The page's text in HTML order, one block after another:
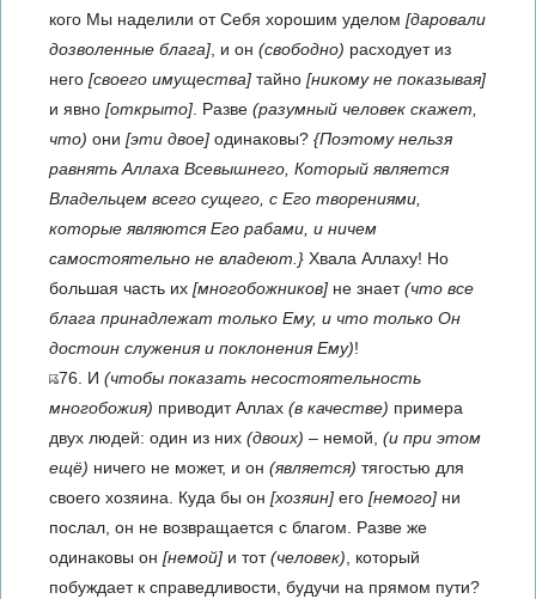
кого Мы наделили от Себя хорошим уделом [даровали
дозволенные блага] , и он (свободно) расходует из
него [своего имущества] тайно [никому не показывая]
и явно [открыто] . Разве (разумный человек скажет,
что) они [эти двое] одинаковы? {Поэтому нельзя
равнять Аллаха Всевышнего, Который является
Владельцем всего сущего, с Его творениями,
которые являются Его рабами, и ничем
самостоятельно не владеют.} Хвала Аллаху! Но
большая часть их [многобожников] не знает(что все
блага принадлежат только Ему, и что только Он
достоин служения и поклонения Ему)!
76. И (чтобы показать несостоятельность
многобожия) приводит Аллах (в качестве) примера
двух людей: один из них (двоих) – немой, (и при этом
ещё) ничего не может, и он (является) тягостью для
своего хозяина. Куда бы он [хозяин] его [немого] ни
послал, он не возвращается с благом. Разве же
одинаковы он [немой] и тот(человек) , который
побуждает к справедливости, будучи на прямом пути?